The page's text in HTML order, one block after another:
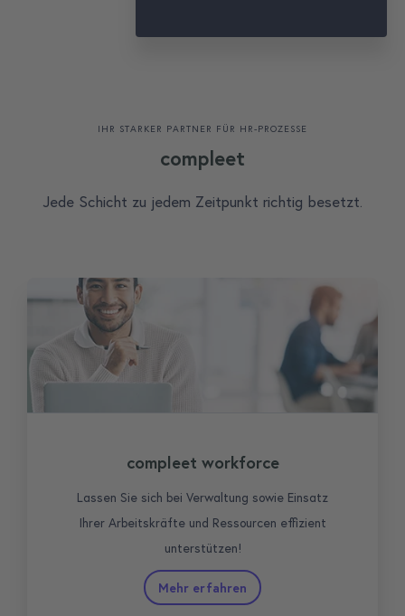
IHR STARKER PARTNER FÜR HR-PROZESSE
compleet
Jede Schicht zu jedem Zeitpunkt richtig besetzt.
compleet workforce
Lassen Sie sich bei Verwaltung sowie Einsatz
Ihrer Arbeitskräfte und Ressourcen effizient
unterstützen!
Mehr erfahren